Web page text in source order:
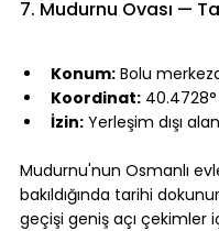
7. Mudurnu Ovası —
Konum: Bolu
Koordinat: 40.4728°
İzin: Yerleşim dışı
Mudurnu'nun Osmanlı
bakıldığında tarihi
geçişi geniş açı çekimler